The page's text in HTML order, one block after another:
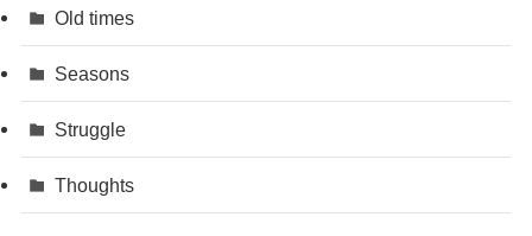
Old times
Seasons
Struggle
Thoughts